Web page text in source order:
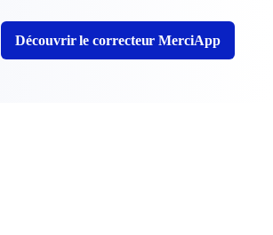
Découvrir le correcteur MerciApp